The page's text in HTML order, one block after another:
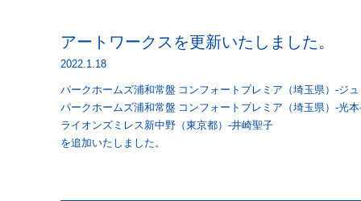
アートワークスを更新いたしました。
2022.1.18
パークホームズ浦和常盤 コンフォートプレミア（埼玉県）-ジ
パークホームズ浦和常盤 コンフォートプレミア（埼玉県）-光
ライオンズミレス新中野（東京都）-井崎聖子
を追加いたしました。